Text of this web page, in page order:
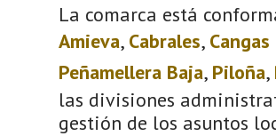
La comarca está
Amieva, Cabrales,
Peñamellera Baja, Piloña,
las divisiones
gestión de los asuntos